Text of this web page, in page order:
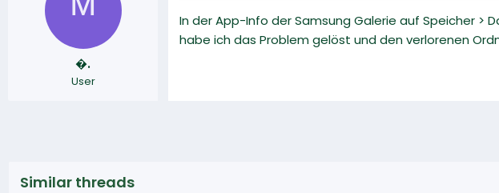
�.
User
In der App-Info der Samsung Galerie auf Speicher >
habe ich das Problem gelöst und den verlorenen
Similar threads